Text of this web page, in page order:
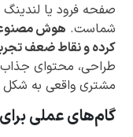
صفحه فرود یا لندینگ
شماست. هوش
کرده و نقاط ضعف
مشتری واقعی به
گام‌های عملی